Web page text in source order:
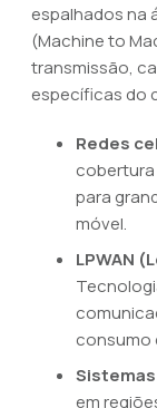
espalhados na
(Machine to
transmissão,
específicas do
Redes
cobertura
para
móvel.
LPWAN
consumo
em